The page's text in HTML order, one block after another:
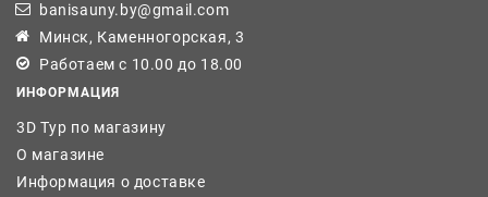
banisauny.by@gmail.com
Минск, Каменногорская, 3
Работаем с 10.00 до 18.00
ИНФОРМАЦИЯ
3D Тур по магазину
О магазине
Информация о доставке